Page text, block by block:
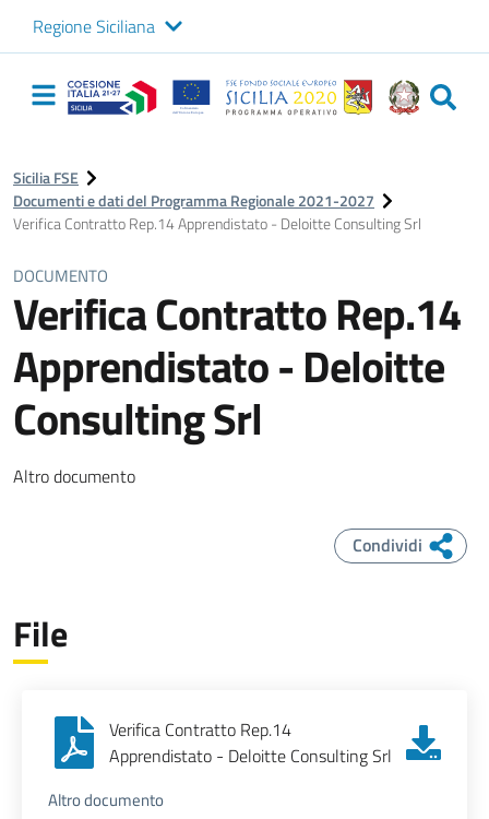
Regione Siciliana
Logo Sicilia FSE
Navigazione
principale
Sicilia FSE
Documenti e dati del Programma Regionale 2021-2027
Verifica Contratto Rep.14 Apprendistato - Deloitte Consulting Srl
DOCUMENTO
Verifica Contratto Rep.14
Apprendistato - Deloitte
Consulting Srl
Altro documento
Condividi
File
Verifica Contratto Rep.14
Apprendistato - Deloitte Consulting Srl
Altro documento